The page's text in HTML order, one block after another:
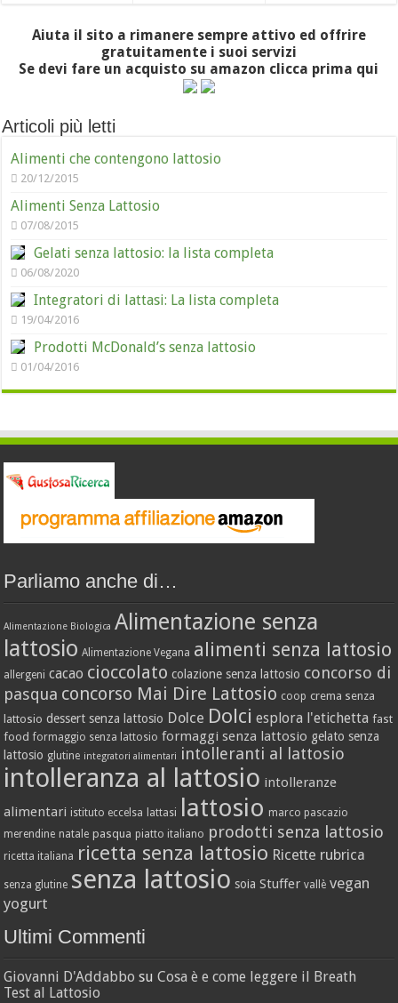
Aiuta il sito a rimanere sempre attivo ed offrire
gratuitamente i suoi servizi
Se devi fare un acquisto su amazon clicca prima qui
Articoli più letti
Alimenti che contengono lattosio
20/12/2015
Alimenti Senza Lattosio
07/08/2015
Gelati senza lattosio: la lista completa
06/08/2020
Integratori di lattasi: La lista completa
19/04/2016
Prodotti McDonald’s senza lattosio
01/04/2016
Parliamo anche di…
Alimentazione Biologica Alimentazione senza
lattosio Alimentazione Vegana alimenti senza lattosio
allergeni cacao cioccolato colazione senza lattosio concorso di
pasqua concorso Mai Dire Lattosio coop crema senza
lattosio dessert senza lattosio Dolce Dolci esplora l'etichetta fast
food formaggio senza lattosio formaggi senza lattosio gelato senza
lattosio glutine integratori alimentari intolleranti al lattosio
intolleranza al lattosio intolleranze
alimentari istituto eccelsa lattasi lattosio marco pascazio
merendine natale pasqua piatto italiano prodotti senza lattosio
ricetta italiana ricetta senza lattosio Ricette rubrica
senza glutine senza lattosio soia Stuffer vallè vegan
yogurt
Ultimi Commenti
Giovanni D'Addabbo suCosa è e come leggere il Breath
Test al Lattosio